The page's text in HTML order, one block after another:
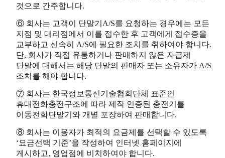
것으로 간주합니다.
⑥ 회사는 고객이 단말기A/S를 요청하는 경우에는 모든
지점 및 대리점에서 이를 접수한 후 고객에게 접수증을
교부하고 신속히 A/S에 필요한 조치를 취하여야 합니다.
단, 회사가 직접 유통하거나 판매하지 않은 자급제
단말에 대해서는 해당 단말의 판매자 또는 소유자가 A/S
조치를 해야 합니다.
⑦ 회사는 한국정보통신기술협회단체 표준인
휴대전화충전구조에 따라 제작 인증된 충전기를
이동전화단말기와 개별 포장하여 판매합니다.
⑧ 회사는 이용자가 최적의 요금제를 선택할 수 있도록
‘요금선택 기준’을 작성하여 인터넷 홈페이지에
게시하고, 영업점에 비치하여야 합니다.